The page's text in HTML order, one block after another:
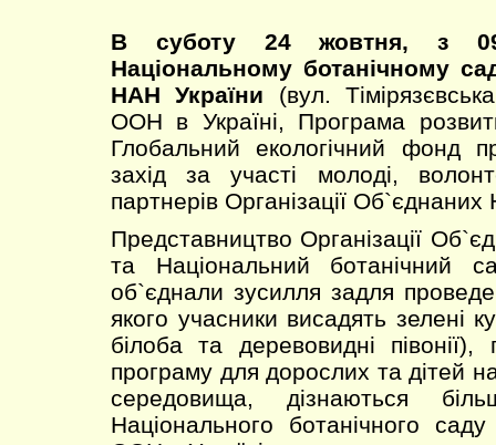
В суботу 24 жовтня, з
Національному ботанічному
НАН України (вул.
ООН в Україні, Програма
Глобальний екологічний фонд
захід за участі молоді,
партнерів Організації Об`єднаних
Представництво Організації
та Національний
об`єднали зусилля задля
якого учасники висадять зелені
білоба та деревовидні півонії),
програму для дорослих та дітей
середовища, дізнаються
Національного ботанічного